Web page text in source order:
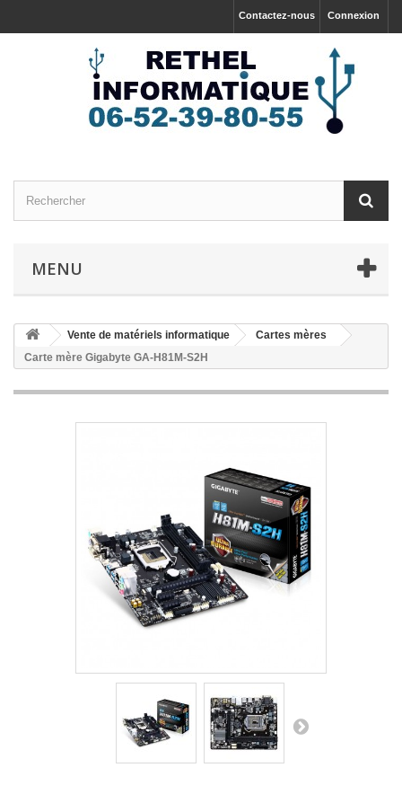
Connexion
Contactez-nous
MENU
Vente de matériels informatique
Cartes mères
Carte mère Gigabyte GA-H81M-S2H